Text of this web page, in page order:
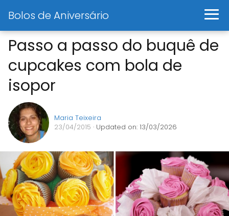
Bolos de Aniversário
Passo a passo do buquê de
cupcakes com bola de
isopor
Maria Teixeira
23/04/2015 · Updated on: 13/03/2026